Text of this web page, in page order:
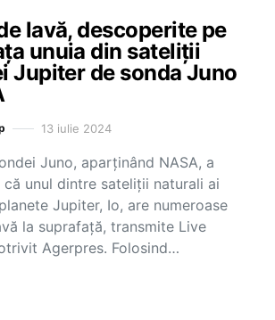
lavă, descoperite pe
unuia din sateliții
Jupiter de sonda Juno
13 iulie 2024
Juno, aparţinând NASA, a
unul dintre sateliţii naturali ai
Jupiter, Io, are numeroase
la suprafaţă, transmite Live
Agerpres. Folosind…